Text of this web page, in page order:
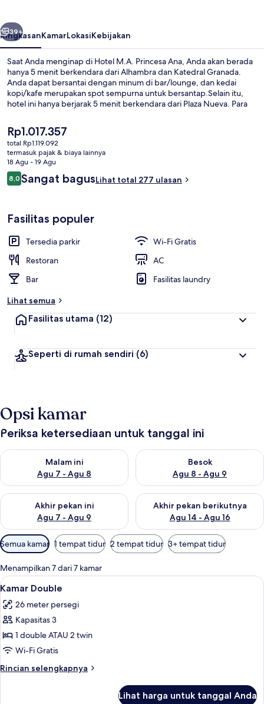
Berikutnya
39+
RingkasanKamarLokasiKebijakan
Saat Anda menginap di Hotel M.A. Princesa Ana, Anda akan berada
hanya 5 menit berkendara dari Alhambra dan Katedral Granada.
Anda dapat bersantai dengan minum di bar/lounge, dan kedai
kopi/kafe merupakan spot sempurna untuk bersantap.Selain itu,
hotel ini hanya berjarak 5 menit berkendara dari Plaza Nueva. Para
Harga
saat
ini
Rp1.017.357
Rp1.017.357
total Rp1.119.092
termasuk pajak & biaya lainnya
18 Agu - 19 Agu
Ulasan
8,08,0 dari 10
Sangat bagusLihat total 277 ulasan
Fasilitas populer
Tersedia parkir
Wi-Fi Gratis
Restoran
AC
Bar
Fasilitas laundry
Lihat semua
Fasilitas utama (12)
Seperti di rumah sendiri (6)
Opsi kamar
Periksa ketersediaan untuk tanggal ini
Malam ini
Agu 7 - Agu 8
Periksa ketersediaan untuk malam ini Agu 7 - Agu 8
Besok
Agu 8 - Agu 9
Periksa ketersediaan untuk
Akhir pekan ini
Agu 7 - Agu 9
Periksa ketersediaan untuk akhir pekan ini Agu 7 - Agu 9
Akhir pekan berikutnya
Agu 14 - Agu 16
Periksa ketersediaan untuk
Filter
tersedia
untuk
kamar
Semua kamar 1 tempat tidur 2 tempat tidur 3+ tempat tidur
Menampilkan 7 dari 7 kamar
Lihat
semua
foto
untuk
Kamar
Double
Minibar, brankas, meja kerja, dan
5
Kamar Double
26 meter persegi
Kapasitas 3
1 double ATAU 2 twin
Wi-Fi Gratis
Rincian selengkapnya
Rincian
Lihat harga untuk tanggal Anda